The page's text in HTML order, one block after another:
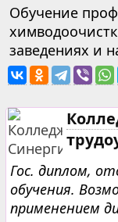
Обучение
заведениях и
Гос. диплом,
обучения.
применением